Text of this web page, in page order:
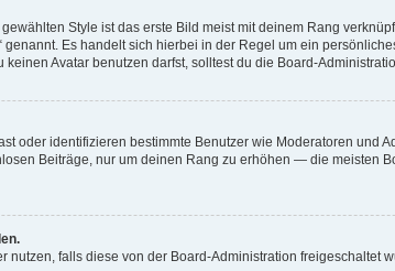
Style ist das erste Bild meist mit deinem Rang
Es handelt sich hierbei in der Regel um ein
Avatar benutzen darfst, solltest du die Board-
oder identifizieren bestimmte Benutzer wie Moderatoren und
Beiträge, nur um deinen Rang zu erhöhen — die meisten
falls diese von der Board-Administration freigeschaltet